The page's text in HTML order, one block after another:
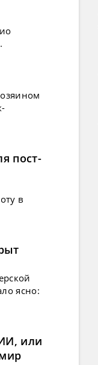
пост-
в
ясно:
или